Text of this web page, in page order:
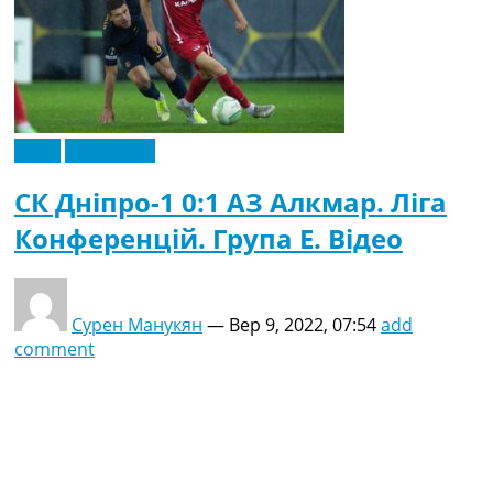
СК Дніпро-1 0:1 АЗ Алкмар. Ліга
Конференцій. Група E. Відео
Сурен Манукян — Вер 9, 2022, 07:54add
comment